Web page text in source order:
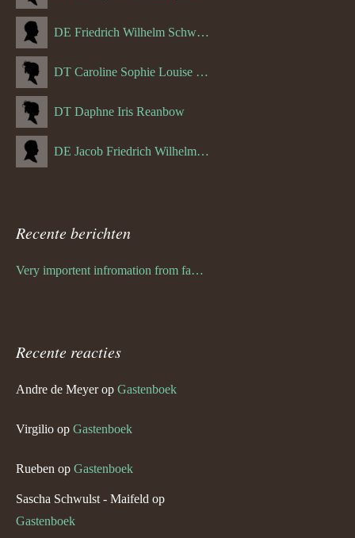
DE Friedrich Wilhelm Schwulst
DT Caroline Sophie Louise Schreuder born Schwulst (13-05-1866)
DT Daphne Iris Reanbow
DE Jacob Friedrich Wilhelm Hurth
Recente berichten
Very importent infromation from family Schwulst
Recente reacties
Andre de Meyerop Gastenboek
Virgilio op Gastenboek
Rueben op Gastenboek
Sascha Schwulst - Maifeld op
Gastenboek